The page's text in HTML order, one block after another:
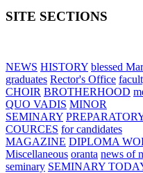
SITE SECTIONS
NEWS HISTORY blessed
graduates Rector's Office
CHOIR BROTHERHOOD
QUO VADIS MINOR
SEMINARY
COURCES for candidates
MAGAZINE DIPLOMA
Miscellaneous oranta news of
seminary SEMINARY